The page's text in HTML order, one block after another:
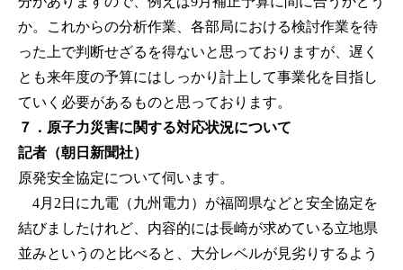
か。これからの分析作業、各部局における検討作業を待
った上で判断せざるを得ないと思っておりますが、遅く
とも来年度の予算にはしっかり計上して事業化を目指し
ていく必要があるものと思っております。
７．原子力災害に関する対応状況について
記者（朝日新聞社）
原発安全協定について伺います。
4月2日に九電（九州電力）が福岡県などと安全協定を
結びましたけれど、内容的には長崎が求めている立地県
並みというのと比べると、大分レベルが見劣りするよう